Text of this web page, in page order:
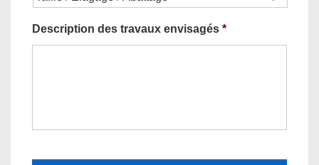
Description des travaux envisagés *